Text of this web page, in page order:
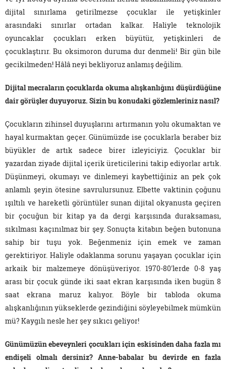
dijital sınırlama getirilmezse çocuklar ile yetişkinler
arasındaki sınırlar ortadan kalkar. Haliyle teknolojik
oyuncaklar çocukları erken büyütür, yetişkinleri de
çocuklaştırır. Bu oksimoron duruma dur denmeli! Bir gün bile
gecikilmeden! Hâlâ neyi bekliyoruz anlamış değilim.
Dijital mecraların çocuklarda okuma alışkanlığını düşürdüğüne
dair görüşler duyuyoruz. Sizin bu konudaki gözlemleriniz nasıl?
Çocukların zihinsel duyuşlarını artırmanın yolu okumaktan ve
hayal kurmaktan geçer. Günümüzde ise çocuklarla beraber biz
büyükler de artık sadece birer izleyiciyiz. Çocuklar bir
yazardan ziyade dijital içerik üreticilerini takip ediyorlar artık.
Düşünmeyi, okumayı ve dinlemeyi kaybettiğiniz an pek çok
anlamlı şeyin ötesine savrulursunuz. Elbette vaktinin çoğunu
ışıltılı ve hareketli görüntüler sunan dijital okyanusta geçiren
bir çocuğun bir kitap ya da dergi karşısında duraksaması,
sıkılması kaçınılmaz bir şey. Sonuçta kitabın beğen butonuna
sahip bir tuşu yok. Beğenmeniz için emek ve zaman
gerektiriyor. Haliyle odaklanma sorunu yaşayan çocuklar için
arkaik bir malzemeye dönüşüveriyor. 1970-80'lerde 0-8 yaş
arası bir çocuk günde iki saat ekran karşısında iken bugün 8
saat ekrana maruz kalıyor. Böyle bir tabloda okuma
alışkanlığının yükseklerde gezindiğini söyleyebilmek mümkün
mü? Kaygılı nesle her şey sıkıcı geliyor!
Günümüzün ebeveynleri çocukları için eskisinden daha fazla mı
endişeli olmalı dersiniz? Anne-babalar bu devirde en fazla